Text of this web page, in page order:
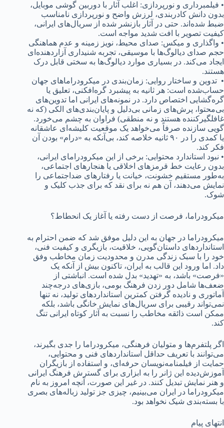
• فیلمبرداری و نورپردازی: اغلب آثار با دوربین گوشی موبایل،
بدون دانش کادربندی، لرزش واضح و نورپردازی نامناسب
ضبط شده‌اند. حتی در آثار بازنشر شده از سریال‌های ایرانی،
کیفیت تصویر با افت شدید مواجه است.
• واگذاری و میکس: صدای محیط، نویز زمینه و عدم هماهنگی
حجم صدای دیالوگ‌ها با موسیقی، تجربه شنیداری آزاردهنده‌ای
ایجاد می‌کند. در بسیاری موارد دیالوگ‌ها به سختی قابل درک
هستند.
• تدوین و ساختار روایی: زمان‌بندی در میکرودراماهای جهان
حساب‌شده است: هر ثانیه به پیشبرد گره‌افکنی، تعلیق یا
گره‌گشایی اختصاص دارد. در نمونه‌های ایرانی اما تدوین‌های
بی‌محتوا، پرش‌های زمانی بی‌دلیل و پایان‌بندی‌های الکی (که نه
غافلگیرکننده هستند و نه منطقی) فراوان به چشم می‌خورد.
گویی سازنده صرفاً می‌خواهد یک موقعیت کلیشه‌ای عاشقانه
یا کمدی را در ۹۰ ثانیه خلاصه کند، بی‌آنکه به «درام» بودن آن
فکر کند.
• نبود استاندارد محتوایی: برخی از این میکرودرامای ایرانی،
بدون رعایت خط قرمزهای اخلاقی یا هنجارهای اجتماعی،
به‌طور مستقیم خشونت، خیانت یا رفتارهای ضداجتماعی را
نمایش می‌دهند، آن هم نه برای نقد که برای جذب کلیک و
شوک.
میکرودراما، فرصت از دست رفته یا آغاز یک انحطاط؟
میکرودراما در جهان به این دلیل موفق شد که ضمن احترام به
استانداردهای داستان‌گویی، خلاقیت، بازیگری و کیفیت فنی،
خود را با سبک زندگی مدرن و محدودیت زمان مخاطب وفق
داد. اما ورود این قالب به ایران، تاکنون بیش از آنکه یک
«فرصت» باشد، به «تهدید» بدل شده است. انباشتی از
ضعف‌ها شامل دور زدن فرهنگ بومی، بازی‌های درجه‌چند
آماتوری و نادیده گرفتن کمترین استانداردهای تولید، نه تنها
نمی‌تواند رقیبی برای سریال‌های نمایش خانگی باشد، بلکه
ممکن است ذائقه مخاطب را نسبت به آثار کوتاه ایرانی تنگ
کند.
اگر پلتفرم‌ها و متولیان فرهنگی، میکرودراما را جدی بگیرند،
می‌توانند با تعریف حداقل استانداردهای فنی و محتوایی،
حمایت از فیلمنامه‌نویسان حرفه‌ای، و استفاده از بازیگران
آموزش‌دیده این ژانر را به ابزاری برای گسترش فرهنگ ایرانی
و هنر نمایش تبدیل کنند. در غیر این صورت، آنچه امروز به نام
میکرودراما در ایران می‌بینیم، چیزی جز تولید زباله‌های بصری
با بسته‌بندی شیک نخواهد بود.
انتهای پیام